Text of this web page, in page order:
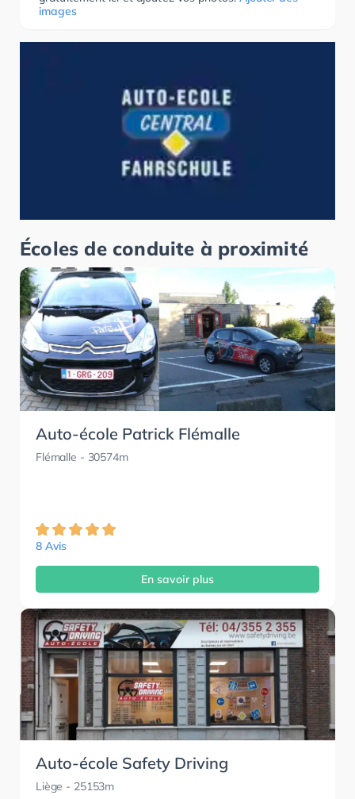
images
Écoles de conduite à proximité
Auto-école Patrick Flémalle
Flémalle - 30574m
8 Avis
En savoir plus
Auto-école Safety Driving
Liège - 25153m